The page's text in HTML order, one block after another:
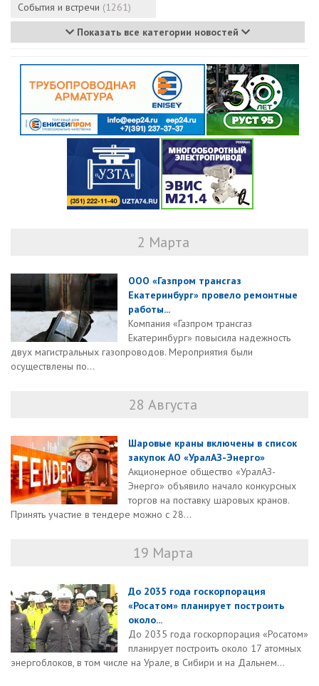
События и встречи (1261)
Показать все категории новостей
2 Марта
ООО «Газпром трансгаз
Екатеринбург» провело ремонтные
работы...
Компания «Газпром трансгаз
Екатеринбург» повысила надежность
двух магистральных газопроводов. Мероприятия были
осуществлены по...
28 Августа
Шаровые краны включены в список
закупок АО «УралАЗ-Энерго»
Акционерное общество «УралАЗ-
Энерго» объявило начало конкурсных
торгов на поставку шаровых кранов.
Принять участие в тендере можно с 28...
19 Марта
До 2035 года госкорпорация
«Росатом» планирует построить
около...
До 2035 года госкорпорация «Росатом»
планирует построить около 17 атомных
энергоблоков, в том числе на Урале, в Сибири и на Дальнем...